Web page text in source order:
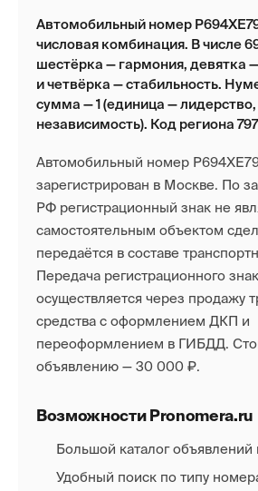
Автомобильный номер
числовая комбинация. В числе
шестёрка — гармония, девятка
и четвёрка — стабильность.
сумма — 1 (единица — лидерство,
независимость). Код региона
Автомобильный номер
зарегистрирован в Москве. По
РФ регистрационный знак не
самостоятельным объектом
передаётся в составе
Передача регистрационного
осуществляется через продажу
средства с оформлением ДКП и
переоформлением в ГИБДД.
объявлению — 30 000 ₽.
Возможности Pronomera.ru
Большой каталог объявлений
Удобный поиск по типу